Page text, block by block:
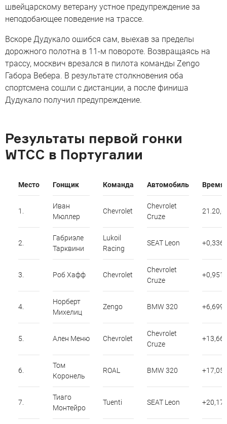
швейцарскому ветерану устное предупреждение за
неподобающее поведение на трассе.
Вскоре Дудукало ошибся сам, выехав за пределы
дорожного полотна в 11-м повороте. Возвращаясь на
трассу, москвич врезался в пилота команды Zengo
Габора Вебера. В результате столкновения оба
спортсмена сошли с дистанции, а после финиша
Дудукало получил предупреждение.
Результаты первой гонки
WTCC в Португалии
Место Гонщик Команда Автомобиль Время
1.
Иван
Мюллер
Chevrolet
Chevrolet
Cruze
2.
Габриэле
Тарквини
Lukoil
Racing
SEAT Leon +0,336
3. Роб Хафф Chevrolet
Chevrolet
Cruze
+0,951
4.
Норберт
Михелиц
Zengo BMW 320 +6,699
5. Ален Меню Chevrolet
Chevrolet
Cruze
6.
Том
Коронель
ROAL BMW 320
7.
Тиаго
Монтейро
Tuenti SEAT Leon